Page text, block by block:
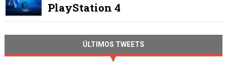
PlayStation 4
ÚLTIMOS TWEETS